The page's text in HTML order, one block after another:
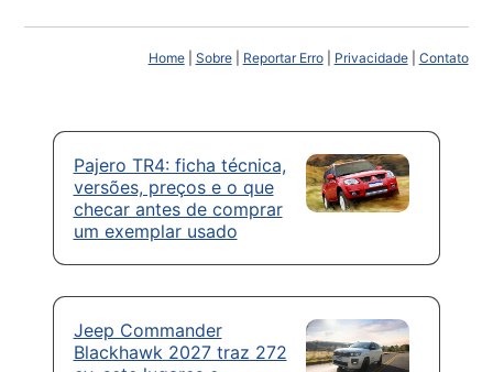
Home| Sobre| Reportar Erro| Privacidade| Contato
Pajero TR4: ficha técnica,
versões, preços e o que
checar antes de comprar
um exemplar usado
Jeep Commander
Blackhawk 2027 traz 272